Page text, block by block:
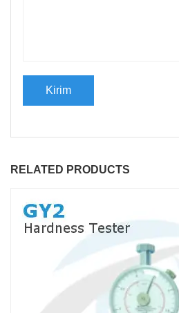
RELATED PRODUCTS